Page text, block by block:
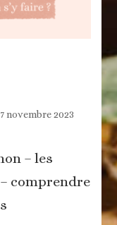
novembre 2023
– les
comprendre